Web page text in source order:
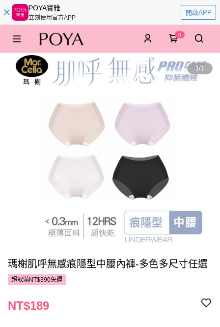
POYA寶雅
立刻使用官方APP
開啟APP
0
1/1
瑪榭肌呼無感痕隱型中腰內褲-多色多尺寸任選
超取滿NT$390免運
NT$189